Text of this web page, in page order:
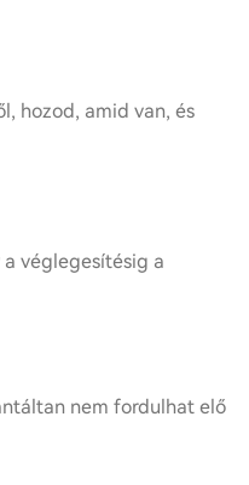
hozod, amid van, és
véglegesítésig a
nem fordulhat elő